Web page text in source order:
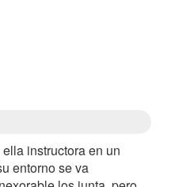
instructora en un
entorno se va